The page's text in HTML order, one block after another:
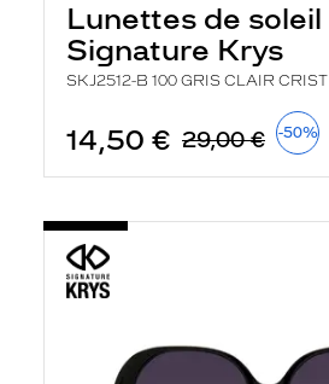
Lunettes de soleil
Signature Krys
SKJ2512-B 100 GRIS CLAIR CRIST
14,50 € 29,00 € -50%